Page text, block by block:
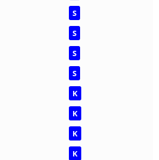
S
S
S
S
K
K
K
K